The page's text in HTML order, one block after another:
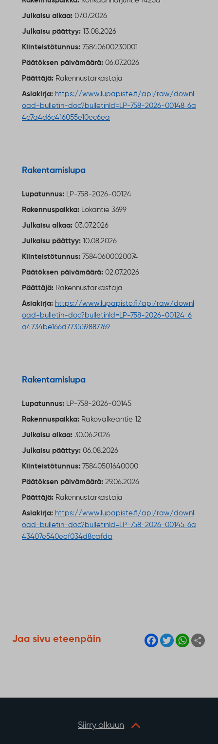
Julkaisu alkaa: 07.07.2026
Julkaisu päättyy: 13.08.2026
Kiinteistötunnus: 75840600230001
Päätöksen päivämäärä: 06.07.2026
Päättäjä: Rakennustarkastaja
Asiakirja: https://www.lupapiste.fi/api/raw/downl
oad-bulletin-doc?bulletinId=LP-758-2026-00148_6a
4c7a4d6c416055e10ec6ea
RakentamislupaUlkoinen linkki
Lupatunnus: LP-758-2026-00124
Rakennuspaikka: Lokantie 3699
Julkaisu alkaa: 03.07.2026
Julkaisu päättyy: 10.08.2026
Kiinteistötunnus: 75840600020074
Päätöksen päivämäärä: 02.07.2026
Päättäjä: Rakennustarkastaja
Asiakirja: https://www.lupapiste.fi/api/raw/downl
oad-bulletin-doc?bulletinId=LP-758-2026-00124_6
a4734be166d773559887769
RakentamislupaUlkoinen linkki
Lupatunnus: LP-758-2026-00145
Rakennuspaikka: Rakovalkeantie 12
Julkaisu alkaa: 30.06.2026
Julkaisu päättyy: 06.08.2026
Kiinteistötunnus: 75840501640000
Päätöksen päivämäärä: 29.06.2026
Päättäjä: Rakennustarkastaja
Asiakirja: https://www.lupapiste.fi/api/raw/downl
oad-bulletin-doc?bulletinId=LP-758-2026-00145_6a
43407e540eef034d8cafda
Jaa sivu eteenpäin
F
a
T
w
W
h
Siirry alkuun